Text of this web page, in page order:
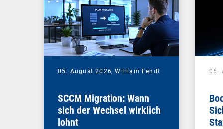
05. August 2026,William Fendt
SCCM Migration: Wann
sich der Wechsel wirklich
lohnt
05.